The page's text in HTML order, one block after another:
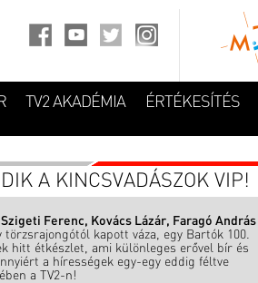
TV2 AKADÉMIA ÉRTÉKESÍTÉS
A KINCSVADÁSZOK VIP!
Ferenc, Kovács Lázár, Faragó András
kapott váza, egy Bartók 100.
hitt étkészlet, ami különleges erővel bír és
a hírességek egy-egy eddig féltve
a TV2-n!